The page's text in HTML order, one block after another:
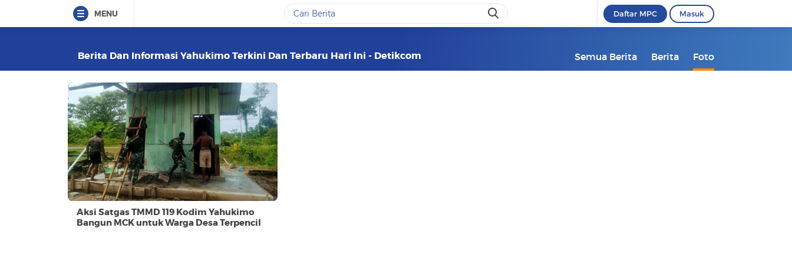
MENU Daftar MPC Masuk
Berita Dan Informasi Yahukimo Terkini Dan Terbaru Hari Ini - Detikcom Semua Berita Berita Foto
Aksi Satgas TMMD 119 Kodim Yahukimo
Bangun MCK untuk Warga Desa Terpencil